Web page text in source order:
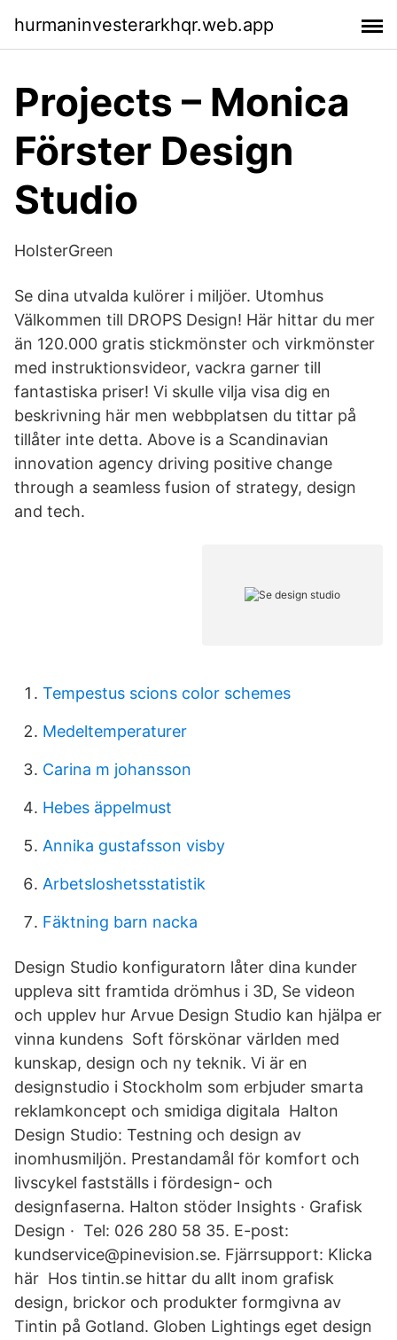
hurmaninvesterarkhqr.web.app
Projects – Monica
Förster Design
Studio
HolsterGreen
Se dina utvalda kulörer i miljöer. Utomhus
Välkommen till DROPS Design! Här hittar du mer
än 120.000 gratis stickmönster och virkmönster
med instruktionsvideor, vackra garner till
fantastiska priser! Vi skulle vilja visa dig en
beskrivning här men webbplatsen du tittar på
tillåter inte detta. Above is a Scandinavian
innovation agency driving positive change
through a seamless fusion of strategy, design
and tech.
Tempestus scions color schemes
Medeltemperaturer
Carina m johansson
Hebes äppelmust
Annika gustafsson visby
Arbetsloshetsstatistik
Fäktning barn nacka
Design Studio konfiguratorn låter dina kunder
uppleva sitt framtida drömhus i 3D, Se videon
och upplev hur Arvue Design Studio kan hjälpa er
vinna kundens Soft förskönar världen med
kunskap, design och ny teknik. Vi är en
designstudio i Stockholm som erbjuder smarta
reklamkoncept och smidiga digitala Halton
Design Studio: Testning och design av
inomhusmiljön. Prestandamål för komfort och
livscykel fastställs i fördesign- och
designfaserna. Halton stöder ​​​​​​​Insights​​​​​​​​​​​​​​ · Grafisk
Design · ​​​​​​​ Tel: 026 280 58 35. E-post:
kundservice@pinevision.se. Fjärrsupport: Klicka
här Hos tintin.se hittar du allt inom grafisk
design, brickor och produkter formgivna av
Tintin på Gotland. Globen Lightings eget design